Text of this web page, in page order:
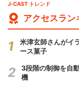
J-CAST トレンド
アクセスラン
米津玄師さんがイ
ース菓子
3段階の制御を自
機